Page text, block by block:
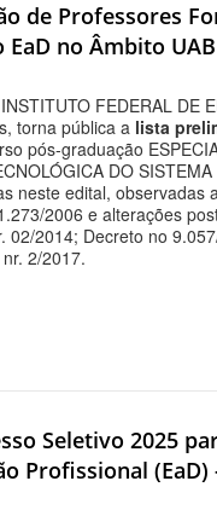
de Professores
EaD no Âmbito
FEDERAL DE
torna pública a lista
pós-graduação
DO
neste edital,
2006 e alterações
02/2014; Decreto no
2/2017.
Seletivo 2025
Profissional